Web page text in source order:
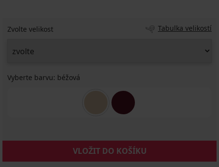
Zvolte velikost Tabulka velikostí
Vyberte barvu: béžová
VLOŽIT DO KOŠÍKU